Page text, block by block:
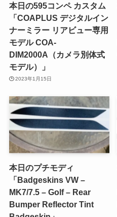
本日の595コンペ カスタム
「COAPLUS デジタルイン
ナーミラー リアビュー専用
モデル COA-
DIM2000A（カメラ別体式
モデル）」
2023年1月15日
本日のプチモディ
「Badgeskins VW –
MK7/7.5 – Golf – Rear
Bumper Reflector Tint